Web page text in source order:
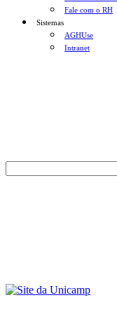
Fale com o RH
Sistemas
AGHUse
Intranet